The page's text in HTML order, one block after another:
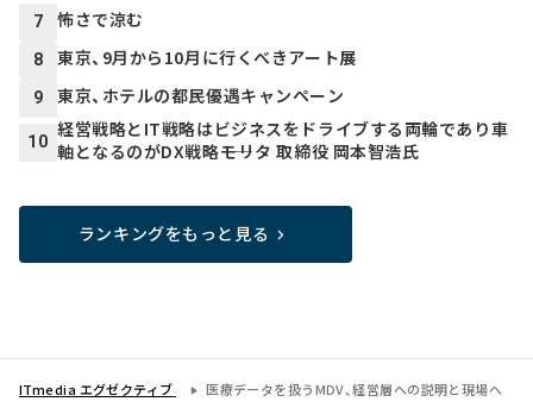
7 怖さで涼む
8 東京、9月から10月に行くべきアート展
9 東京、ホテルの都民優遇キャンペーン
10
経営戦略とIT戦略はビジネスをドライブする両輪であり車
軸となるのがDX戦略――モリタ 取締役 岡本智浩氏
ランキングをもっと見る
ITmedia エグゼクティブ
医療データを扱うMDV、経営層への説明と現場へ